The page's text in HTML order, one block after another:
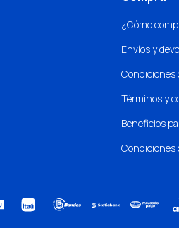
¿Cómo
Envíos y
Condiciones
Términos y
Beneficios
Condiciones